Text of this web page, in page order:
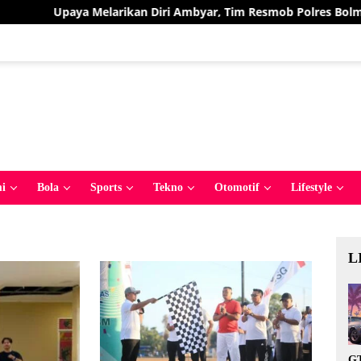
Diri Ambyar, Tim Resmob Polres Bolmut Bekuk Pelaku
Bola Sports Tekno Otomotif Lifestyle